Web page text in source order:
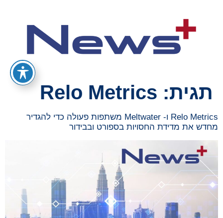
תגית: Relo Metrics
Relo Metrics ו- Meltwater משתפות פעולה כדי להגדיר
מחדש את מדידת החסויות בספורט ובבידור